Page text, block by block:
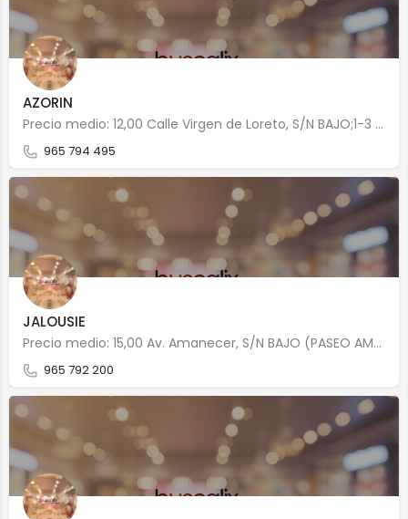
AZORIN
Precio medio: 12,00 Calle Virgen de Loreto, S/N BAJO;1-3 3730 Jávea/Xàbia
965 794 495
JALOUSIE
Precio medio: 15,00 Av. Amanecer, S/N BAJO (PASEO AMANECER) 3730 Jávea/Xàbia
965 792 200